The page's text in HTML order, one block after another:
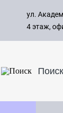
ул.
4 этаж,